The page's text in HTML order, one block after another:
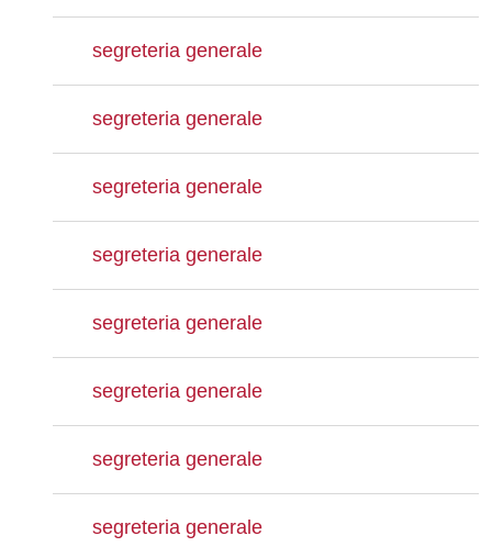
segreteria generale
segreteria generale
segreteria generale
segreteria generale
segreteria generale
segreteria generale
segreteria generale
segreteria generale